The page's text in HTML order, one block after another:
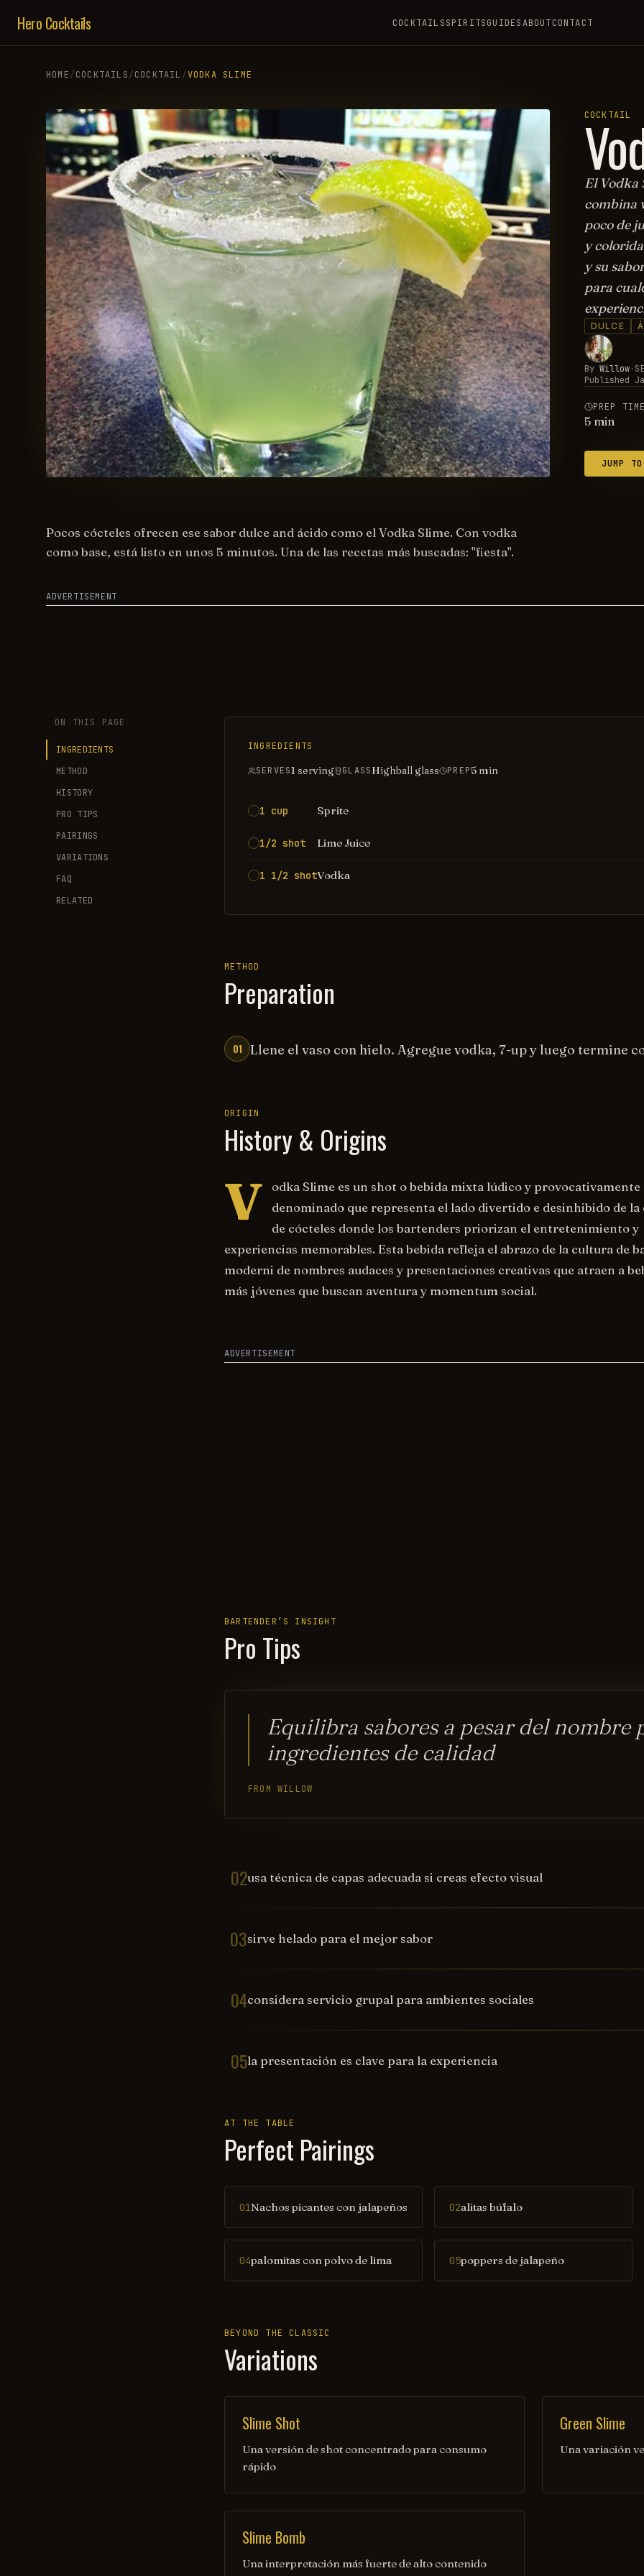
Hero Cocktails COCKTAILSSPIRITSGUIDESABOUTCONTACT
HOME/COCKTAILS/COCKTAIL /VODKA SLIME
COCKTAIL
El Vodka
combina
poco de
y
y su
para
DULCE
By Willow·
Published
PREP TIME
5min
JUMP
Pocos cócteles ofrecen ese sabor dulce and ácido como el Vodka Slime. Con vodka
como base, está listo en unos 5 minutos. Una de las recetas más buscadas: "fiesta".
ADVERTISEMENT
ON THIS PAGE
INGREDIENTS
METHOD
HISTORY
PRO TIPS
PAIRINGS
VARIATIONS
FAQ
RELATED
INGREDIENTS
SERVES1 serving GLASSHighball glass PREP5 min
1 cup Sprite
1/2 shot Lime Juice
1 1/2 shotVodka
METHOD
Preparation
01 Llene el vaso con hielo. Agregue vodka, 7-up y luego termine
ORIGIN
History & Origins
V
odka Slime es un shot o bebida mixta lúdico y provocativamente
denominado que representa el lado divertido e desinhibido de
de cócteles donde los bartenders priorizan el entretenimiento y
experiencias memorables. Esta bebida refleja el abrazo de la cultura de
moderni de nombres audaces y presentaciones creativas que atraen a
más jóvenes que buscan aventura y momentum social.
ADVERTISEMENT
BARTENDER’S INSIGHT
Pro Tips
Equilibra sabores a pesar del nombre
ingredientes de calidad
FROM WILLOW
02usa técnica de capas adecuada si creas efecto visual
03sirve helado para el mejor sabor
04considera servicio grupal para ambientes sociales
05la presentación es clave para la experiencia
AT THE TABLE
Perfect Pairings
01Nachos picantes con jalapeños 02alitas búfalo
04palomitas con polvo de lima 05poppers de jalapeño
BEYOND THE CLASSIC
Variations
Slime Shot
Una versión de shot concentrado para consumo
rápido
Green Slime
Una variación
Slime Bomb
Una interpretación más fuerte de alto contenido